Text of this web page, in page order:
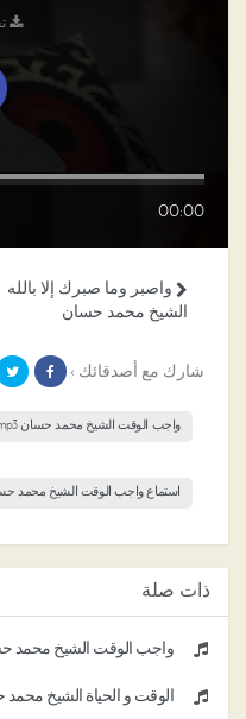
00:00
واصبر وما صبرك إلا بالله
الشيخ محمد حسان
شارك مع أصدقائك ›
واجب الوقت الشيخ محمد حسان mp3
استماع واجب الوقت الشيخ محمد
ذات صلة
واجب الوقت الشيخ محمد
الوقت و الحياة الشيخ